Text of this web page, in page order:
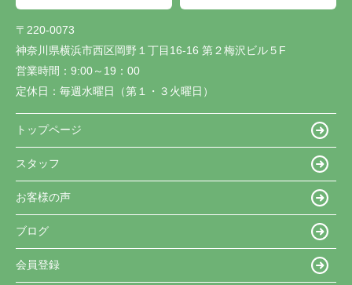
〒220-0073
神奈川県横浜市西区岡野１丁目16-16 第２梅沢ビル５F
営業時間： 9:00～19：00
定休日： 毎週水曜日（第１・３火曜日）
トップページ
スタッフ
お客様の声
ブログ
会員登録